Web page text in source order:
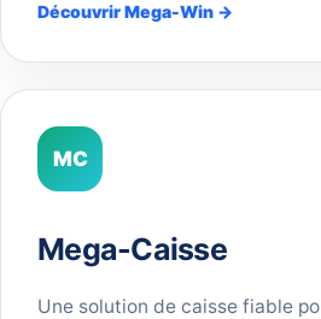
Découvrir Mega-Win →
MC
Mega-Caisse
Une solution de caisse fiable